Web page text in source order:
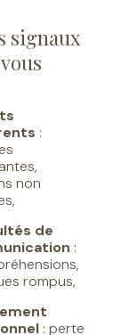
signaux
:
non
de
:
rompus,
: perte